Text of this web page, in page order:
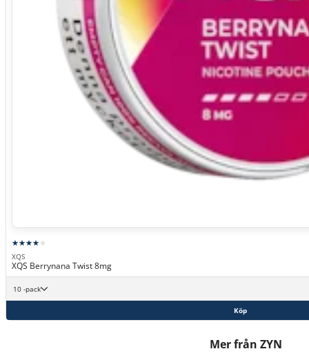
XQS
XQS Berrynana Twist 8mg
10 -pack
Köp
Mer från ZYN